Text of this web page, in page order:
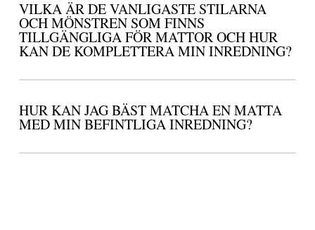
VILKA ÄR DE VANLIGASTE STILARNA
OCH MÖNSTREN SOM FINNS
TILLGÄNGLIGA FÖR MATTOR OCH HUR
KAN DE KOMPLETTERA MIN INREDNING?
HUR KAN JAG BÄST MATCHA EN MATTA
MED MIN BEFINTLIGA INREDNING?